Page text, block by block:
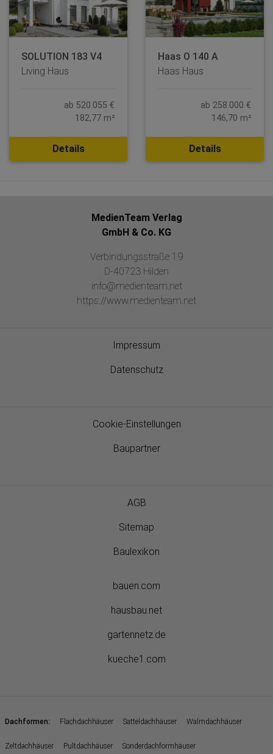
SOLUTION 183 V4
Living Haus
ab 520.055 €
182,77 m²
Details
Haas O 140 A
Haas Haus
ab 258.000 €
146,70 m²
Details
MedienTeam Verlag
GmbH & Co. KG
Verbindungsstraße 19
D-40723 Hilden
info@medienteam.net
https://www.medienteam.net
Impressum
Datenschutz
Cookie-Einstellungen
Baupartner
AGB
Sitemap
Baulexikon
bauen.com
hausbau.net
gartennetz.de
kueche1.com
Dachformen: Flachdachhäuser Satteldachhäuser Walmdachhäuser
Zeltdachhäuser Pultdachhäuser Sonderdachformhäuser